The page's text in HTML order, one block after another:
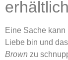
erhältlich
Eine Sache
Liebe bin und
Brown zu